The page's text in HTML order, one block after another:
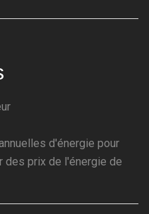
d'énergie pour
des prix de l'énergie de